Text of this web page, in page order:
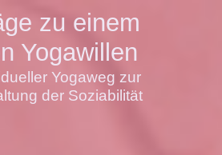
zu einem
Yogawillen
Yogaweg zur
der Soziabilität